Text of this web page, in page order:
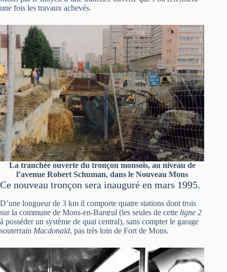
une fois les travaux achevés.
La tranchée ouverte du tronçon monsois, au niveau de
l’avenue Robert Schuman, dans le Nouveau Mons
Ce nouveau tronçon sera inauguré en mars 1995.
D’une longueur de 3 km il comporte quatre stations dont trois
sur la commune de Mons-en-Barœul (les seules de cette ligne 2
à posséder un système de quai central), sans compter le garage
souterrain Macdonald, pas très loin de Fort de Mons.